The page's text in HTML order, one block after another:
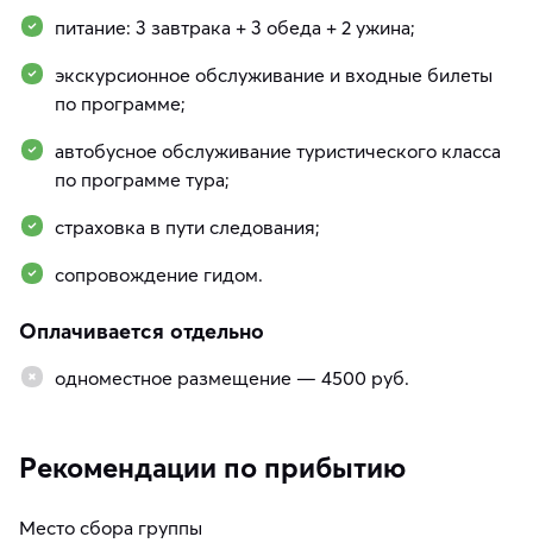
питание: 3 завтрака + 3 обеда + 2 ужина;
экскурсионное обслуживание и входные билеты
по программе;
автобусное обслуживание туристического класса
по программе тура;
страховка в пути следования;
сопровождение гидом.
Оплачивается отдельно
одноместное размещение — 4500 руб.
Рекомендации по прибытию
Место сбора группы